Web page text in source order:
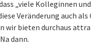
„viele Kolleginnen und
Veränderung auch als
wir bieten durchaus
dann.